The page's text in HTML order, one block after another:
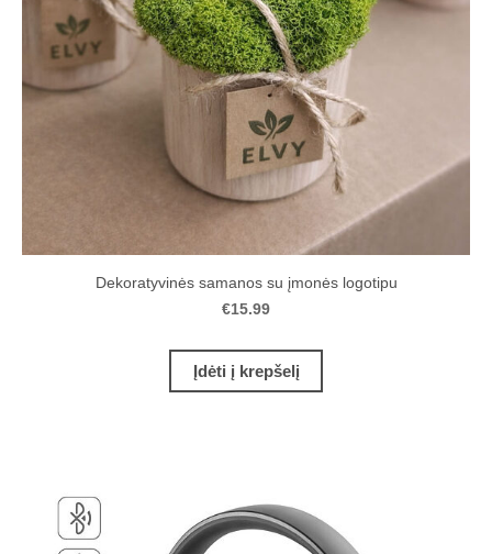
Dekoratyvinės samanos su įmonės logotipu
€15.99
Įdėti į krepšelį